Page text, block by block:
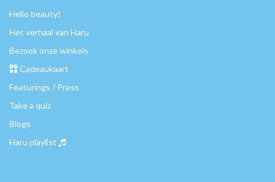
Hello beauty!
Het verhaal van Haru
Bezoek onze winkels
Cadeaukaart
Featurings / Press
Take a quiz
Blogs
Haru playlist